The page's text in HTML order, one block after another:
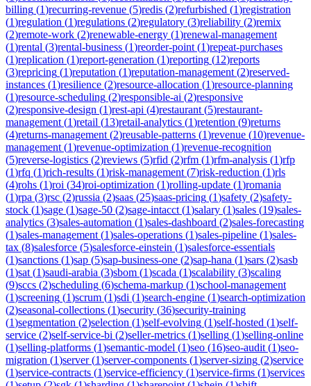
billing (1)recurring-revenue (5)redis (2)refurbished (1)registration
(1)regulation (1)regulations (2)regulatory (3)reliability (2)remix
(2)remote-work (2)renewable-energy (1)renewal-management
(1)rental (3)rental-business (1)reorder-point (1)repeat-purchases
(1)replication (1)report-generation (1)reporting (12)reports
(3)repricing (1)reputation (1)reputation-management (2)reserved-
instances (1)resilience (2)resource-allocation (1)resource-planning
(1)resource-scheduling (2)responsible-ai (2)responsive
(2)responsive-design (1)rest-api (4)restaurant (5)restaurant-
management (1)retail (13)retail-analytics (1)retention (9)returns
(4)returns-management (2)reusable-patterns (1)revenue (10)revenue-
management (1)revenue-optimization (1)revenue-recognition
(5)reverse-logistics (2)reviews (5)rfid (2)rfm (1)rfm-analysis (1)rfp
(1)rfq (1)rich-results (1)risk-management (7)risk-reduction (1)rls
(4)rohs (1)roi (34)roi-optimization (1)rolling-update (1)romania
(1)rpa (3)rsc (2)russia (2)saas (25)saas-pricing (1)safety (2)safety-
stock (1)sage (1)sage-50 (2)sage-intacct (1)salary (1)sales (19)sales-
analytics (3)sales-automation (1)sales-dashboard (2)sales-forecasting
(1)sales-management (1)sales-operations (1)sales-pipeline (1)sales-
tax (8)salesforce (5)salesforce-einstein (1)salesforce-essentials
(1)sanctions (1)sap (5)sap-business-one (2)sap-hana (1)sars (2)sasb
(1)sat (1)saudi-arabia (3)sbom (1)scada (1)scalability (3)scaling
(9)sccs (2)scheduling (6)schema-markup (1)school-management
(1)screening (1)scrum (1)sdi (1)search-engine (1)search-optimization
(2)seasonal-collections (1)security (36)security-training
(1)segmentation (2)selection (1)self-evolving (1)self-hosted (1)self-
service (2)self-service-bi (2)seller-metrics (1)selling (1)selling-online
(1)selling-platforms (1)semantic-model (1)seo (16)seo-audit (1)seo-
migration (1)server(1)server-components (1)server-sizing (2)service
(1)service-contracts (1)service-efficiency (1)service-firms (1)services